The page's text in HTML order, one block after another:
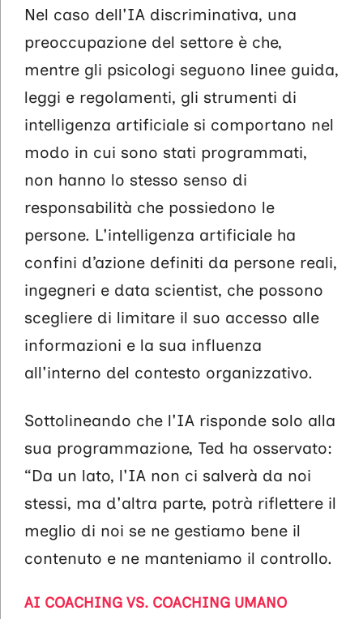
Nel caso dell'IA discriminativa, una
preoccupazione del settore è che,
mentre gli psicologi seguono linee guida,
leggi e regolamenti, gli strumenti di
intelligenza artificiale si comportano nel
modo in cui sono stati programmati,
non hanno lo stesso senso di
responsabilità che possiedono le
persone. L'intelligenza artificiale ha
confini d’azione definiti da persone reali,
ingegneri e data scientist, che possono
scegliere di limitare il suo accesso alle
informazioni e la sua influenza
all'interno del contesto organizzativo.
Sottolineando che l'IA risponde solo alla
sua programmazione, Ted ha osservato:
“Da un lato, l'IA non ci salverà da noi
stessi, ma d'altra parte, potrà riflettere il
meglio di noi se ne gestiamo bene il
contenuto e ne manteniamo il controllo.
AI COACHING VS. COACHING UMANO